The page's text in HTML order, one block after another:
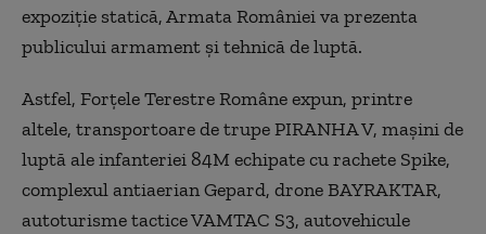
expoziţie statică, Armata României va prezenta
publicului armament şi tehnică de luptă.
Astfel, Forţele Terestre Române expun, printre
altele, transportoare de trupe PIRANHA V, maşini de
luptă ale infanteriei 84M echipate cu rachete Spike,
complexul antiaerian Gepard, drone BAYRAKTAR,
autoturisme tactice VAMTAC S3, autovehicule